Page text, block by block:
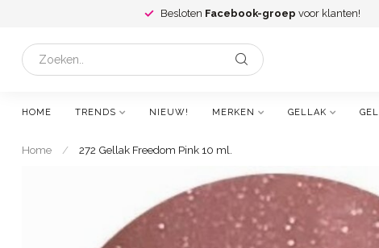
Besloten Facebook-groep voor klanten!
HOME TRENDS NIEUW! MERKEN GELLAK GEL
Home / 272 Gellak Freedom Pink 10 ml.